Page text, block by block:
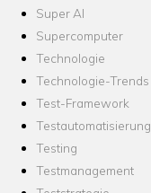
Super AI
Supercomputer
Technologie
Technologie-Trends
Test-Framework
Testautomatisierung
Testing
Testmanagement